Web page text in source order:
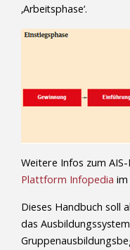
‚Arbeitsphase‘.
Weitere Infos zum
Plattform Infopedia im
Dieses Handbuch soll
das